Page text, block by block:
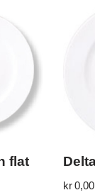
flat
kr0,00